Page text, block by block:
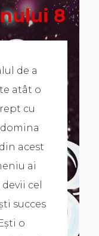
8
de a
atât o
cu
acest
ai
cel
succes
o